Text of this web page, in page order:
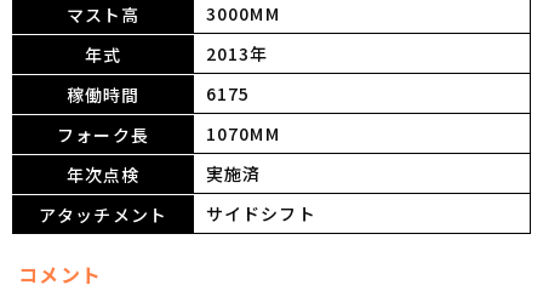
マスト高
3000MM
年式
2013年
稼働時間
6175
フォーク長
1070MM
年次点検
実施済
アタッチメント
サイドシフト
コメント